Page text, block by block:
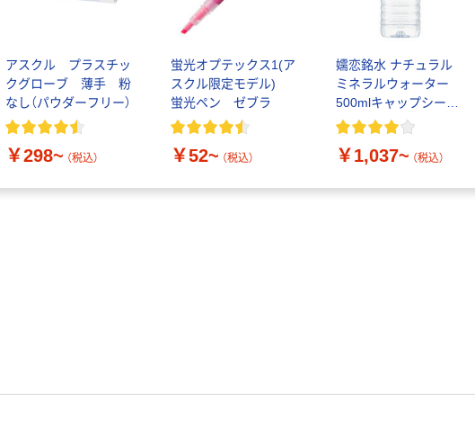
アスクル プラスチッ
クグローブ 薄手 粉
なし（パウダーフリー）
￥298~ （税込）
蛍光オプテックス1(ア
スクル限定モデル)
蛍光ペン ゼブラ
￥52~ （税込）
嬬恋銘水 ナチュラル
ミネラルウォーター
500mlキャップシール
付き／2Lラベルレス
￥1,037~ （税込）